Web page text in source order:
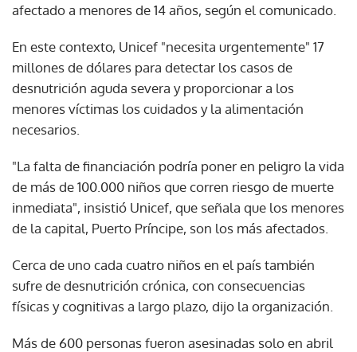
afectado a menores de 14 años, según el comunicado.
En este contexto, Unicef "necesita urgentemente" 17
millones de dólares para detectar los casos de
desnutrición aguda severa y proporcionar a los
menores víctimas los cuidados y la alimentación
necesarios.
"La falta de financiación podría poner en peligro la vida
de más de 100.000 niños que corren riesgo de muerte
inmediata", insistió Unicef, que señala que los menores
de la capital, Puerto Príncipe, son los más afectados.
Cerca de uno cada cuatro niños en el país también
sufre de desnutrición crónica, con consecuencias
físicas y cognitivas a largo plazo, dijo la organización.
Más de 600 personas fueron asesinadas solo en abril